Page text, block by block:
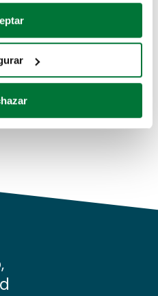
su ubicación geográfica
analizándolo activamente
específicas (huellas
cómo se procesan sus
haga del sitio web con
publicidad y análisis